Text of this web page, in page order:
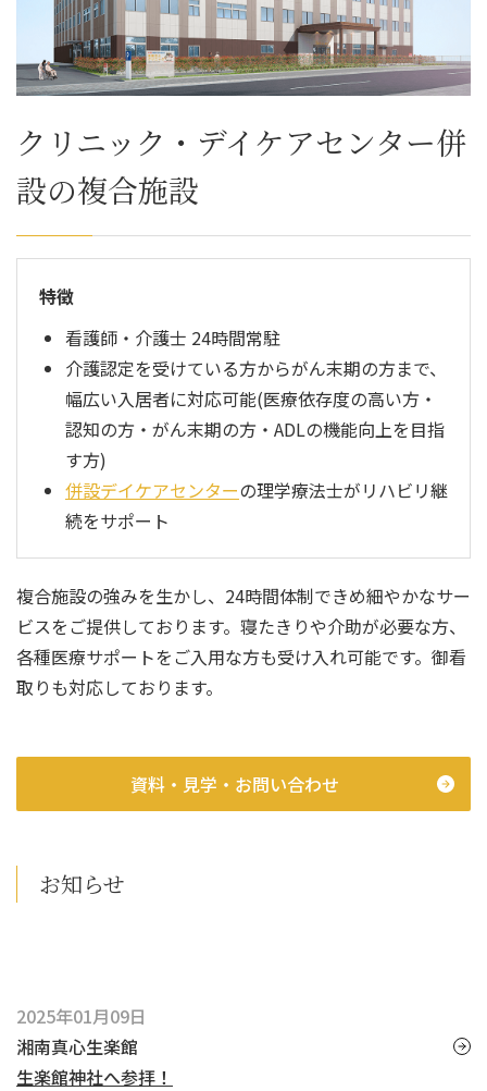
クリニック・デイケアセンター併
設の複合施設
特徴
看護師・介護士 24時間常駐
介護認定を受けている方からがん末期の方まで、
幅広い入居者に対応可能(医療依存度の高い方・
認知の方・がん末期の方・ADLの機能向上を目指
す方)
併設デイケアセンターの理学療法士がリハビリ継
続をサポート
複合施設の強みを生かし、24時間体制できめ細やかなサー
ビスをご提供しております。寝たきりや介助が必要な方、
各種医療サポートをご入用な方も受け入れ可能です。御看
取りも対応しております。
資料・見学・お問い合わせ
お知らせ
2025年01月09日
湘南真心生楽館
生楽館神社へ参拝！